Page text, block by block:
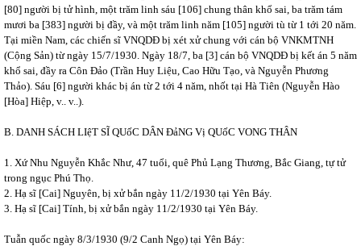
[80] người bị tử hình, một trăm linh sáu [106] chung thân khổ sai, ba trăm tám
mươi ba [383] người bị đầy, và một trăm linh năm [105] người tù từ 1 tới 20 năm.
Tại miền Nam, các chiến sĩ VNQDĐ bị xét xử chung với cán bộ VNKMTNH
(Cộng Sản) từ ngày 15/7/1930. Ngày 18/7, ba [3] cán bộ VNQDĐ bị kết án 5 năm
khổ sai, đầy ra Côn Đảo (Trần Huy Liệu, Cao Hữu Tạo, và Nguyễn Phương
Thảo). Sáu [6] người khác bị án từ 2 tới 4 năm, nhốt tại Hà Tiên (Nguyễn Hào
[Hòa] Hiệp, v.. v..).
B. DANH SÁCH LIệT SĨ QUốC DÂN ĐảNG Vị QUốC VONG THÂN
1. Xứ Nhu Nguyễn Khắc Như, 47 tuổi, quê Phủ Lạng Thương, Bắc Giang, tự tử
trong ngục Phú Thọ.
2. Hạ sĩ [Cai] Nguyên, bị xử bắn ngày 11/2/1930 tại Yên Báy.
3. Hạ sĩ [Cai] Tính, bị xử bắn ngày 11/2/1930 tại Yên Báy.
Tuẫn quốc ngày 8/3/1930 (9/2 Canh Ngọ) tại Yên Báy: